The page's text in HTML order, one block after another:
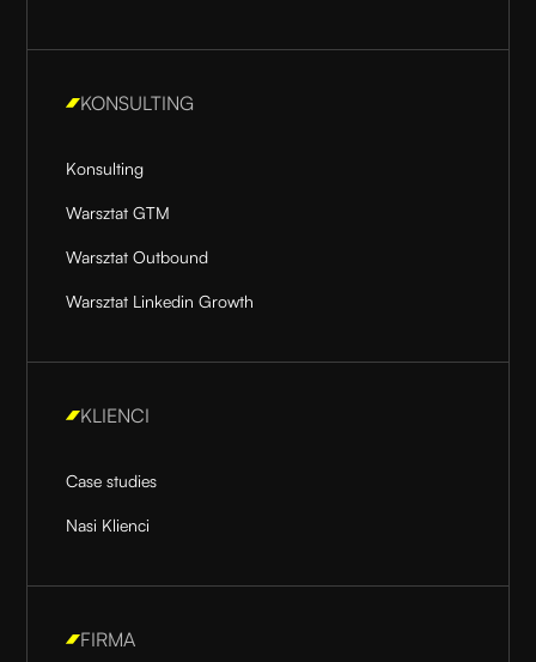
KONSULTING
Konsulting
Warsztat GTM
Warsztat Outbound
Warsztat Linkedin Growth
KLIENCI
Case studies
Nasi Klienci
FIRMA